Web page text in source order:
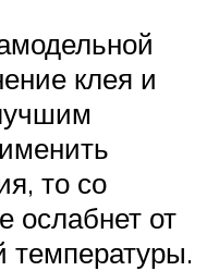
клея и
то со
ослабнет от
температуры.